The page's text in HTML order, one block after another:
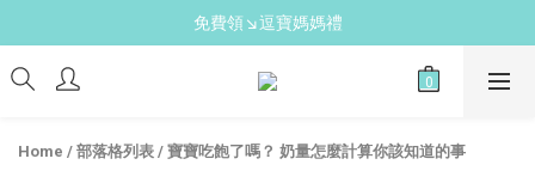
新手爸媽必備↘育兒懶人包
免費領↘逗寶媽媽禮
送禮心意↘親子胺基酸潔膚皂(金箔紫草)
Home / 部落格列表 / 寶寶吃飽了嗎？ 奶量怎麼計算你該知道的事